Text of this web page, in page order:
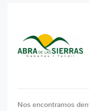
Nos encontramos